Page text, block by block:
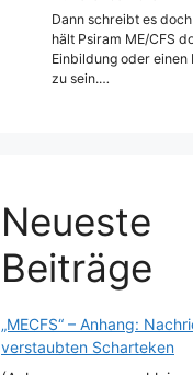
Dann schreibt es
hält Psiram ME/CFS
Einbildung oder einen
zu sein.…
Neueste
Beiträge
„MECFS“ – Anhang:
verstaubten Scharteken